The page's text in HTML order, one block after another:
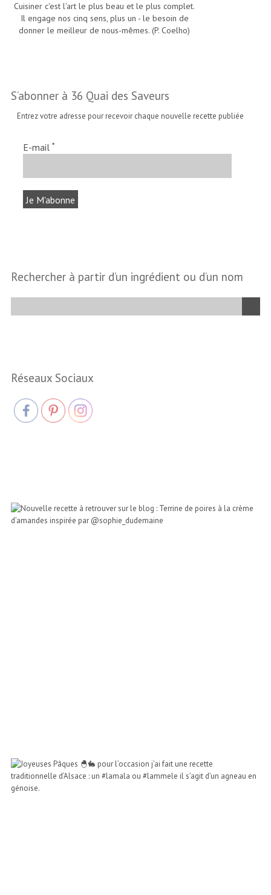
Cuisiner c'est l'art le plus beau et le plus complet.
Il engage nos cinq sens, plus un - le besoin de
donner le meilleur de nous-mêmes. (P. Coelho)
S’abonner à 36 Quai des Saveurs
Entrez votre adresse pour recevoir chaque nouvelle recette publiée
E-mail *
Rechercher à partir d’un ingrédient ou d’un nom
Réseaux Sociaux